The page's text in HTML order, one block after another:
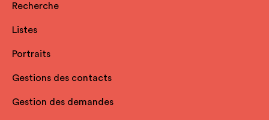
Recherche
Listes
Portraits
Gestions des contacts
Gestion des demandes